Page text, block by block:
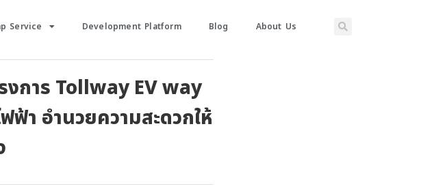
Service Development Platform Blog About Us
งการ Tollway EV way
า อำนวยความสะดวกให้